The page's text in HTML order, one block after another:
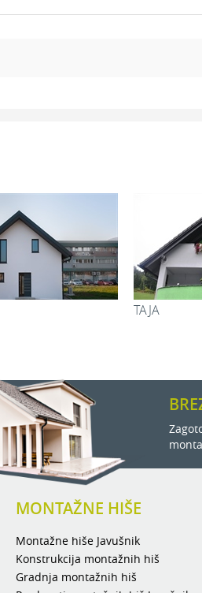
12,50 m2
11,90 m2
6,03 m2
3,60 m
114,39 m
MONTAŽNE HIŠE
Montažne hiše Javušnik
Konstrukcija montažnih hiš
Gradnja montažnih hiš